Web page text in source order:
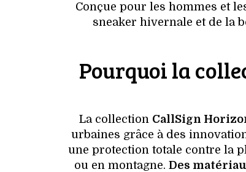
Conçue pour les hommes et
sneaker hivernale et de la
Pourquoi la
La collection CallSign
urbaines grâce à des
une protection totale contre la
ou en montagne.Des